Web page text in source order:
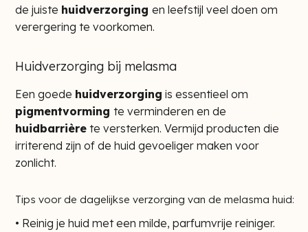
de juiste huidverzorging en leefstijl veel doen om
verergering te voorkomen.
Huidverzorging bij melasma
Een goede huidverzorging is essentieel om
pigmentvorming te verminderen en de
huidbarrière te versterken. Vermijd producten die
irriterend zijn of de huid gevoeliger maken voor
zonlicht.
Tips voor de dagelijkse verzorging van de melasma huid:
• Reinig je huid met een milde, parfumvrije reiniger.